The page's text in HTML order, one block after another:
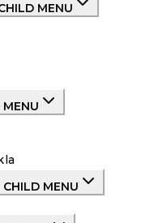
MENU
CHILD MENU